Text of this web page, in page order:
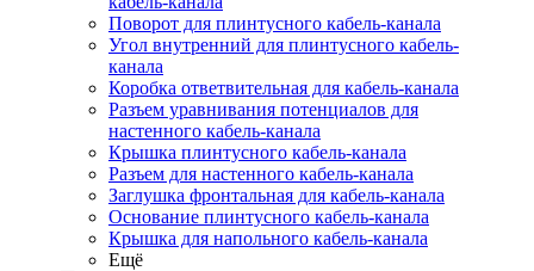
Поворот для плинтусного кабель-канала
Угол внутренний для плинтусного кабель-
канала
Коробка ответвительная для кабель-канала
Разъем уравнивания потенциалов для
настенного кабель-канала
Крышка плинтусного кабель-канала
Разъем для настенного кабель-канала
Заглушка фронтальная для кабель-канала
Основание плинтусного кабель-канала
Крышка для напольного кабель-канала
Ещё